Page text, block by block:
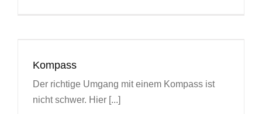
Kompass
Der richtige Umgang mit einem Kompass ist
nicht schwer. Hier [...]